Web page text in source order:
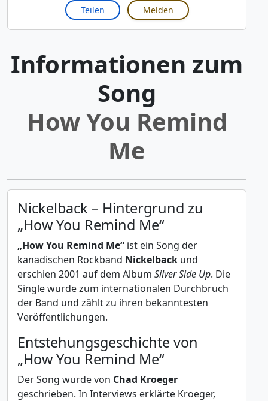
Teilen Melden
Informationen zum
Song
How You Remind
Me
Nickelback – Hintergrund zu
„How You Remind Me“
„How You Remind Me“ ist ein Song der
kanadischen Rockband Nickelback und
erschien 2001 auf dem Album Silver Side Up. Die
Single wurde zum internationalen Durchbruch
der Band und zählt zu ihren bekanntesten
Veröffentlichungen.
Entstehungsgeschichte von
„How You Remind Me“
Der Song wurde von Chad Kroeger
geschrieben. In Interviews erklärte Kroeger,